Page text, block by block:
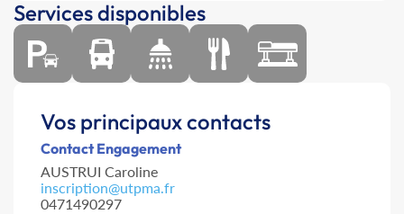
Services disponibles
Vos principaux contacts
Contact Engagement
AUSTRUI Caroline
inscription@utpma.fr
0471490297